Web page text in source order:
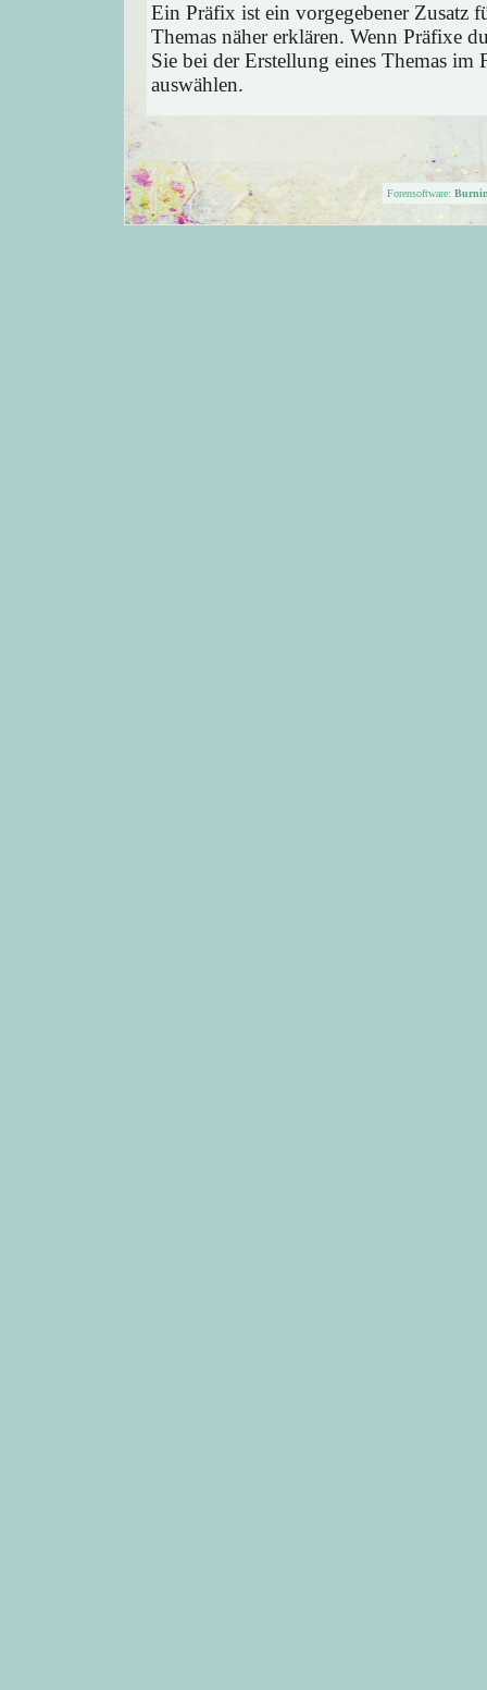
Ein Präfix ist ein vorgegebener Zusatz
Themas näher erklären. Wenn Präfixe
Sie bei der Erstellung eines Themas
auswählen.
Forensoftware: